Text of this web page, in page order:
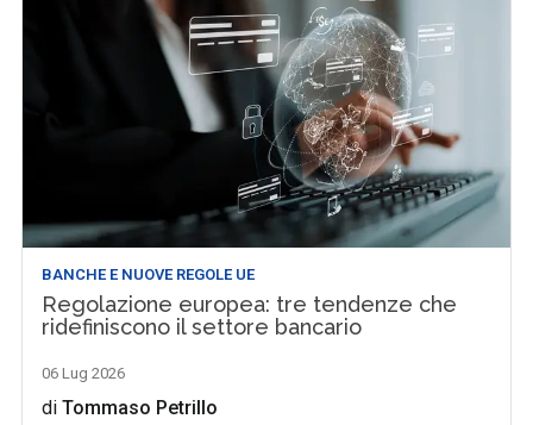
BANCHE E NUOVE REGOLE UE
Regolazione europea: tre tendenze che
ridefiniscono il settore bancario
06 Lug 2026
diTommaso Petrillo